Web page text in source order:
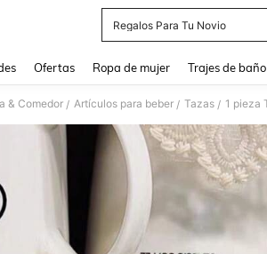
Regalos Para Tu Novio
Ofertas Ropa de mujer Trajes de baño
& Comedor / Artículos para beber / Tazas /